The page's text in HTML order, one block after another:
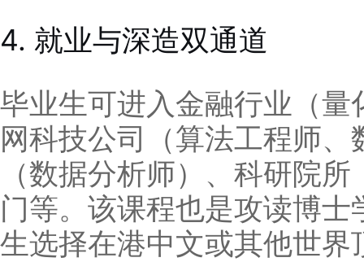
4. 就业与深造双通道
毕业生可进入金融行业（
网科技公司（算法工程师
（数据分析师）、科研院
门等。该课程也是攻读博
生选择在港中文或其他世